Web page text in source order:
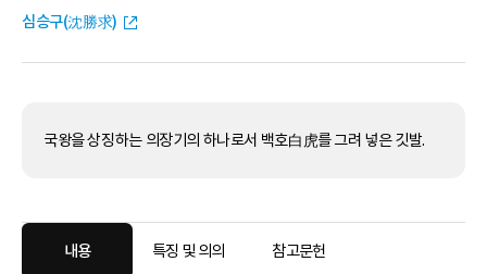
심승구(沈勝求)
국왕을 상징하는 의장기의 하나로서 백호白虎를 그려 넣은 깃발.
내용 특징 및 의의 참고문헌